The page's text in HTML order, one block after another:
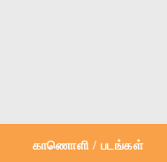
காணொளி / படங்கள்